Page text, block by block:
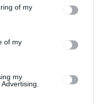
of my
of my
my